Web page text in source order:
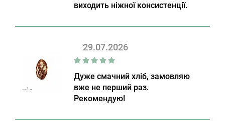
виходить ніжної консистенції.
29.07.2026
Дуже смачний хліб, замовляю
вже не перший раз.
Рекомендую!